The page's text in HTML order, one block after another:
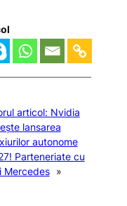
articol: Nvidia
lansarea
autonome
Parteneriate cu
Mercedes
»